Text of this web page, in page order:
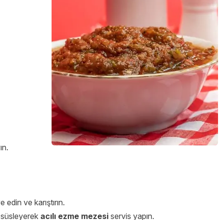
ve karıştırın.
acılı ezme mezesi servis yapın.